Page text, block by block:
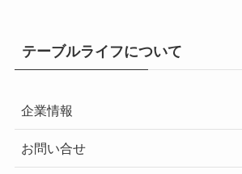
テーブルライフについて
企業情報
お問い合せ